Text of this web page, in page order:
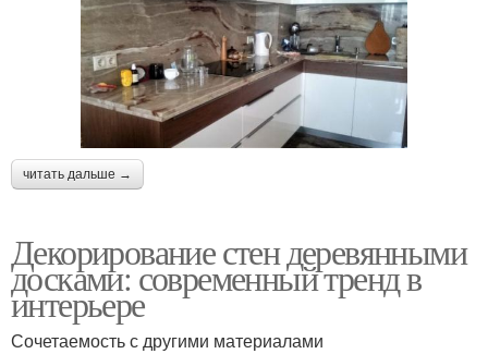
читать дальше →
Декорирование стен деревянными
досками: современный тренд в
интерьере
Сочетаемость с другими материалами